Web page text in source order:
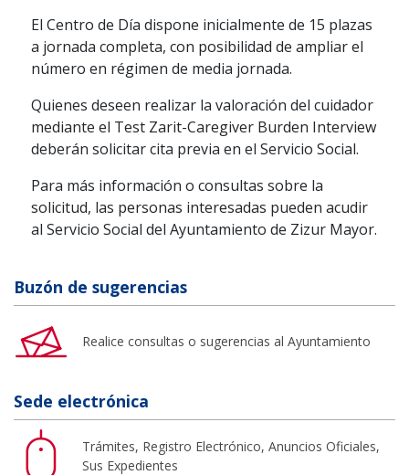
El Centro de Día dispone inicialmente de 15 plazas
a jornada completa, con posibilidad de ampliar el
número en régimen de media jornada.
Quienes deseen realizar la valoración del cuidador
mediante el Test Zarit-Caregiver Burden Interview
deberán solicitar cita previa en el Servicio Social.
Para más información o consultas sobre la
solicitud, las personas interesadas pueden acudir
al Servicio Social del Ayuntamiento de Zizur Mayor.
Buzón de sugerencias
Realice consultas o sugerencias al Ayuntamiento
Sede electrónica
Trámites, Registro Electrónico, Anuncios Oficiales,
Sus Expedientes